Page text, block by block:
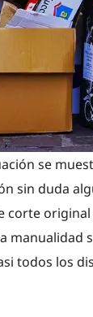
se
sin duda
corte
manualidad
todos los